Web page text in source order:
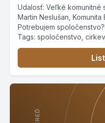
Udalosť: Veľké komunitné
Martin Neslušan,
Potrebujem
Tags: spoločenstvo,